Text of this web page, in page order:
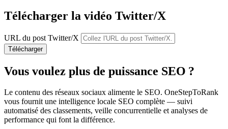
Télécharger la vidéo Twitter/X
URL du post Twitter/X
Télécharger
Vous voulez plus de puissance SEO ?
Le contenu des réseaux sociaux alimente le SEO. OneStepToRank
vous fournit une intelligence locale SEO complète — suivi
automatisé des classements, veille concurrentielle et analyses de
performance qui font la différence.